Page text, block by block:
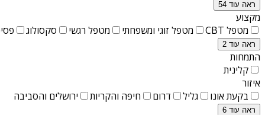
ראה עוד 54
מקצוע
מטפל CBT
מטפל זוגי ומשפחתי מטפל רגשי סקסולוג
ראה עוד 2
התמחות
קלינית
איזור
בקעת אונו
גליל דרום חיפה והקריות ירושלים והסביבה
ראה עוד 6